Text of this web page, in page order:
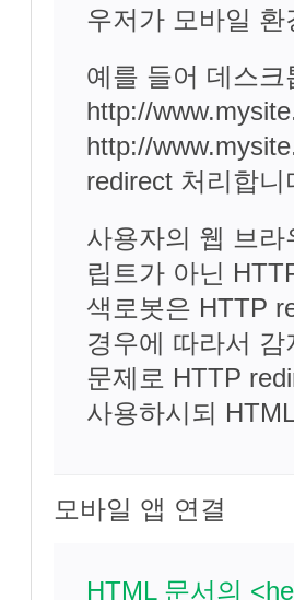
우저가 모바일
예를 들어 데스
http://
http://
redirect 처리합니
사용자의 웹 브
립트가 아닌
색로봇은 HTTP
경우에 따라서
문제로 HTTP
사용하시되
모바일 앱 연결
HTML 문서의